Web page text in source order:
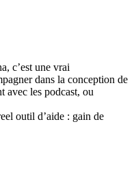
c’est une vrai
dans la conception de
avec les podcast, ou
outil d’aide : gain de